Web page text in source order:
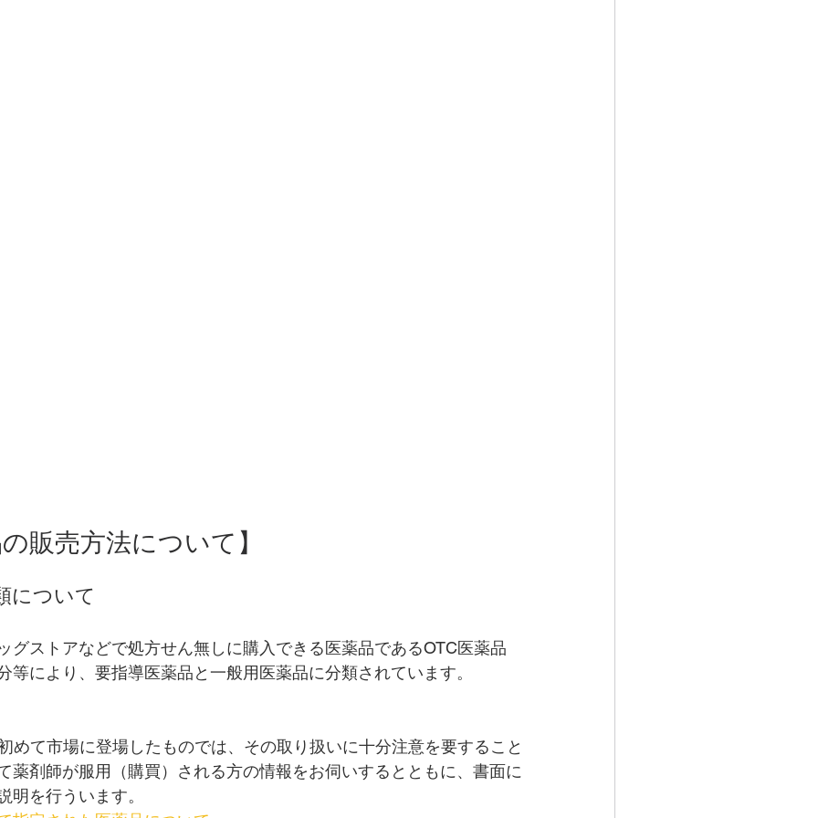
販売方法について】
について
ストアなどで処方せん無しに購入できる医薬品であるOTC医薬品
等により、要指導医薬品と一般用医薬品に分類されています。
て市場に登場したものでは、その取り扱いに十分注意を要すること
薬剤師が服用（購買）される方の情報をお伺いするとともに、書面に
明を行ういます。